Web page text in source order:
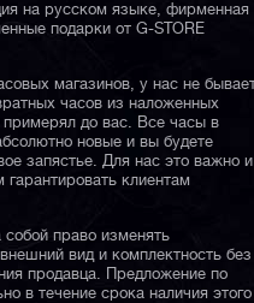
на русском языке, фирменная
подарки от G-STORE
магазинов, у нас не
часов из наложенных
до вас. Все часы в
новые и вы будете
запястье. Для нас это важно и
клиентам
собой право изменять
вид и комплектность без
продавца. Предложение по
в течение срока наличия этого